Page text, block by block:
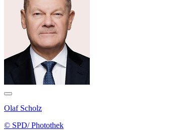
Olaf Scholz
© SPD/ Photothek